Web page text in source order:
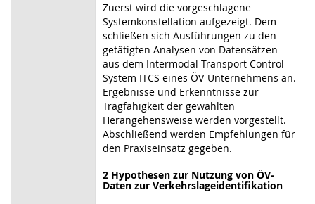
Zuerst wird die vorgeschlagene
Systemkonstellation aufgezeigt. Dem
schließen sich Ausführungen zu den
getätigten Analysen von Datensätzen
aus dem Intermodal Transport Control
System ITCS eines ÖV-Unternehmens an.
Ergebnisse und Erkenntnisse zur
Tragfähigkeit der gewählten
Herangehensweise werden vorgestellt.
Abschließend werden Empfehlungen für
den Praxiseinsatz gegeben.
2 Hypothesen zur Nutzung von ÖV-
Daten zur Verkehrslageidentifikation